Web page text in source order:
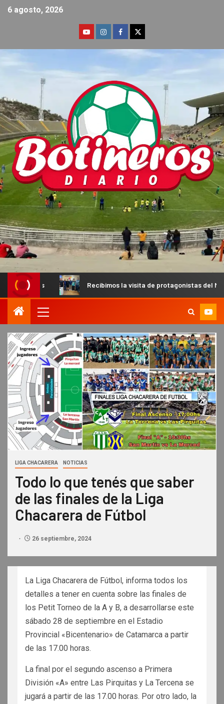
6 agosto, 2026
Recibimos la visita de protagonistas del MX para palpitar la
LIGA CHACARERA NOTICIAS
Todo lo que tenés que saber
de las finales de la Liga
Chacarera de Fútbol
26 septiembre, 2024
La Liga Chacarera de Fútbol, informa todos los
detalles a tener en cuenta sobre las finales de
los Petit Torneo de la A y B, a desarrollarse este
sábado 28 de septiembre en el Estadio
Provincial «Bicentenario» de Catamarca a partir
de las 17.00 horas.
La final por el segundo ascenso a Primera
División «A» entre Las Pirquitas y La Tercena se
jugará a partir de las 17.00 horas. Por otro lado, la